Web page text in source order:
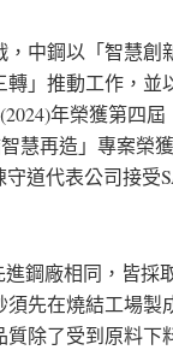
中鋼以「智慧
」推動工作，
年榮獲第四
慧再造」專案榮
道代表公司接受
鋼廠相同，皆
先在燒結工場
除了受到原料下